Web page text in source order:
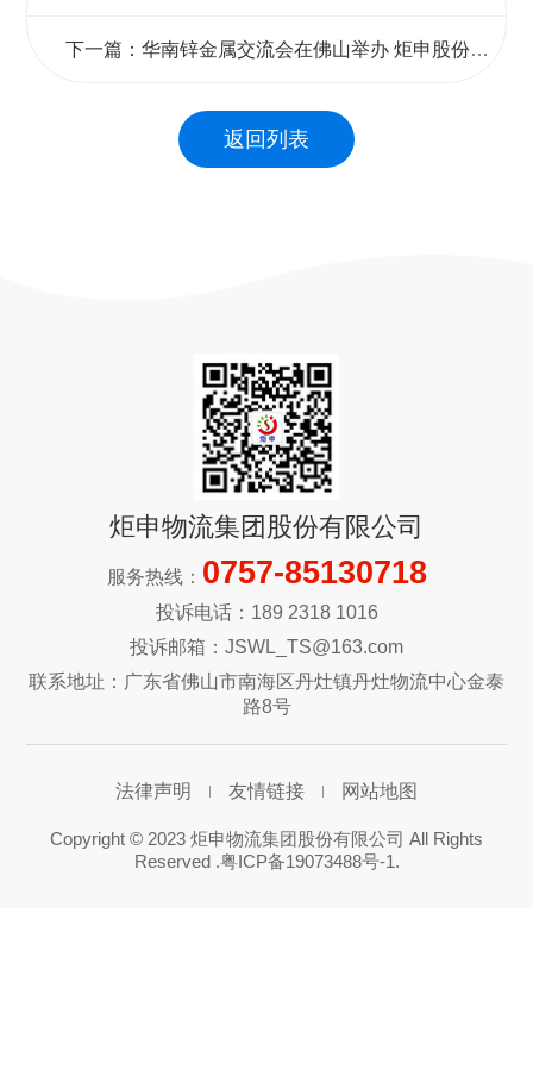
下一篇：华南锌金属交流会在佛山举办 炬申股份携手业界共探产业发展新路径
返回列表
炬申物流集团股份有限公司
服务热线： 0757-85130718
投诉电话：189 2318 1016
投诉邮箱：JSWL_TS@163.com
联系地址：广东省佛山市南海区丹灶镇丹灶物流中心金泰
路8号
法律声明 友情链接 网站地图
Copyright © 2023 炬申物流集团股份有限公司 All Rights
Reserved .粤ICP备19073488号-1 .